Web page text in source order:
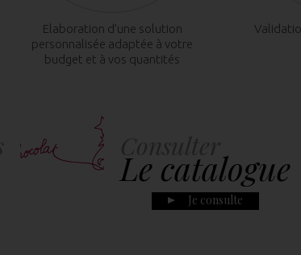
Elaboration d’une solution
personnalisée adaptée à votre
budget et à vos quantités
Le catalogue
Je consulte